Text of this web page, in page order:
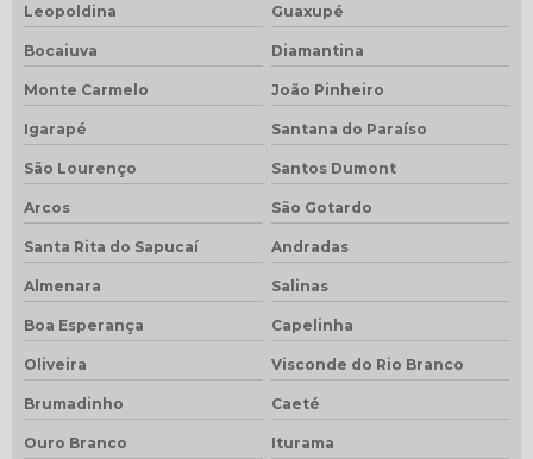
Leopoldina Guaxupé
Bocaiuva Diamantina
Monte Carmelo João Pinheiro
Igarapé Santana do Paraíso
São Lourenço Santos Dumont
Arcos São Gotardo
Santa Rita do Sapucaí Andradas
Almenara Salinas
Boa Esperança Capelinha
Oliveira Visconde do Rio Branco
Brumadinho Caeté
Ouro Branco Iturama